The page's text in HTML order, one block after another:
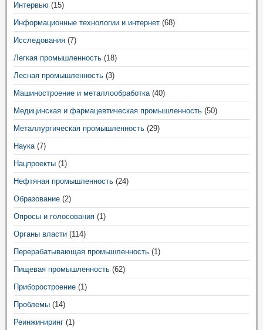
Интервью (15)
Информационные технологии и интернет (68)
Исследования (7)
Легкая промышленность (18)
Лесная промышленность (3)
Машиностроение и металлообработка(40)
Медицинская и фармацевтическая промышленность (50)
Металлургическая промышленность (29)
Наука(7)
Нацпроекты (1)
Нефтяная промышленность (24)
Образование (2)
Опросы и голосования (1)
Органы власти (114)
Перерабатывающая промышленность (1)
Пищевая промышленность (62)
Приборостроение (1)
Проблемы (14)
Реинжиниринг (1)